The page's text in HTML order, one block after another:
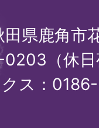
県鹿角市
（休
ス：